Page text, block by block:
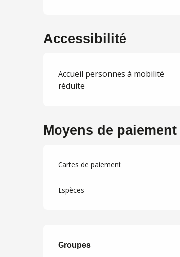
Accessibilité
Accueil personnes à mobilité
réduite
Moyens de paiement
Cartes de paiement
Espèces
Groupes
Groupes